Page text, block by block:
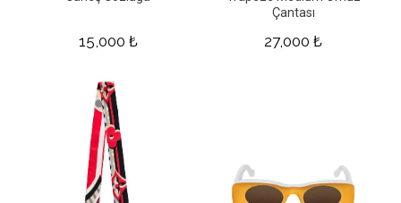
15,000 ₺
Çantası
27,000 ₺